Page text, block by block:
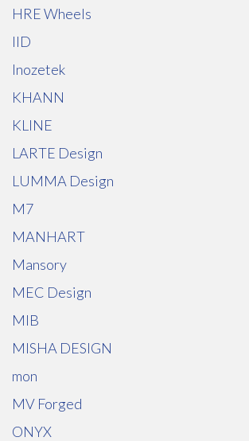
HRE Wheels
IID
Inozetek
KHANN
KLINE
LARTE Design
LUMMA Design
M7
MANHART
Mansory
MEC Design
MIB
MISHA DESIGN
mon
MV Forged
ONYX